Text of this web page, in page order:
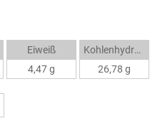
Eiweiß
4,47 g
Kohlenhydrate
26,78 g